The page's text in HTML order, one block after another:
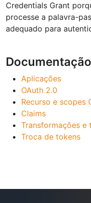
Credentials Grant
processe a palavra-
adequado para
Aplicações
OAuth 2.0
Recurso e scopes
Claims
Transformações e
Troca de tokens